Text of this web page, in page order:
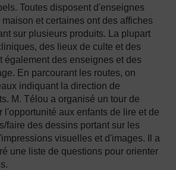
Toutes disposent d'enseignes
et certaines ont des affiches
sur plusieurs produits. La plupart
des lieux de culte et des
également des enseignes et des
En parcourant les routes, on
indiquant la direction de
M. Télou a organisé un tour de
l'opportunité aux enfants de lire et de
faire des dessins portant sur les
visuelles et d'images. Il a
une liste de questions pour orienter